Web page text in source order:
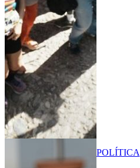
POLÍTICA